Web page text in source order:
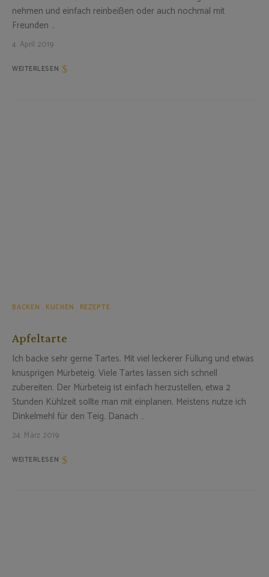
nehmen und einfach reinbeißen oder auch nochmal mit
Freunden …
4. April 2019
WEITERLESEN
BACKEN KUCHEN REZEPTE
Apfeltarte
Ich backe sehr gerne Tartes. Mit viel leckerer Füllung und etwas
knusprigen Mürbeteig. Viele Tartes lassen sich schnell
zubereiten. Der Mürbeteig ist einfach herzustellen, etwa 2
Stunden Kühlzeit sollte man mit einplanen. Meistens nutze ich
Dinkelmehl für den Teig. Danach …
24. März 2019
WEITERLESEN